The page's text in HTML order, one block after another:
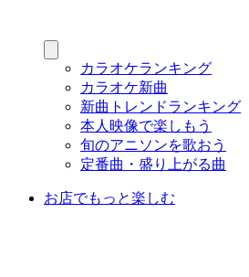
カラオケランキング
カラオケ新曲
新曲トレンドランキング
本人映像で楽しもう
旬のアニソンを歌おう
定番曲・盛り上がる曲
お店でもっと楽しむ